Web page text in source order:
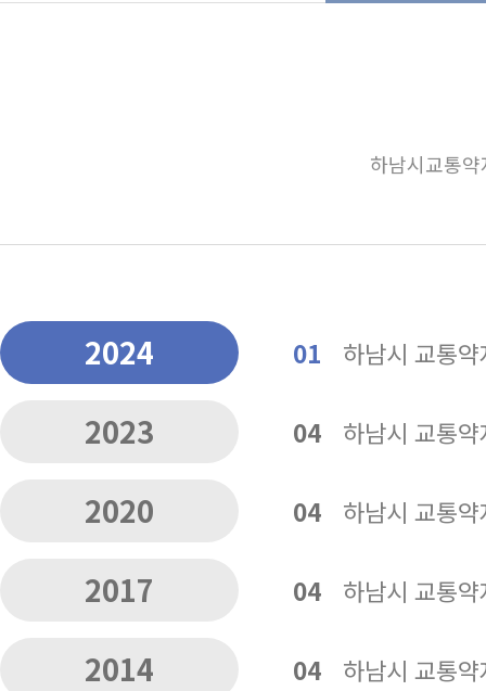
하남시교통
2024
2023
2020
2017
2014
01 하남시 교통
04 하남시 교통
04 하남시 교통
04 하남시 교통
04 하남시 교통